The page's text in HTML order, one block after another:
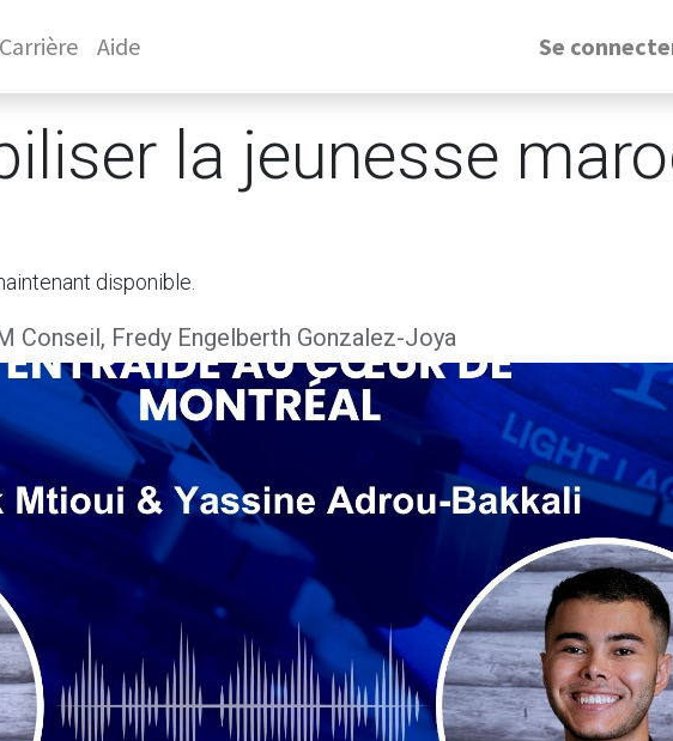
Carrière Aide Se
la jeunesse
disponible.
Conseil, Fredy Engelberth Gonzalez-Joya